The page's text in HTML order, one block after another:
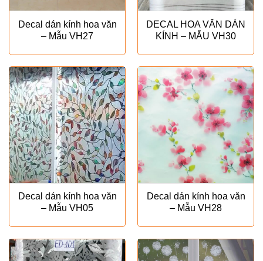
Decal dán kính hoa văn
– Mẫu VH27
DECAL HOA VĂN DÁN
KÍNH – MẪU VH30
Decal dán kính hoa văn
– Mẫu VH05
Decal dán kính hoa văn
– Mẫu VH28